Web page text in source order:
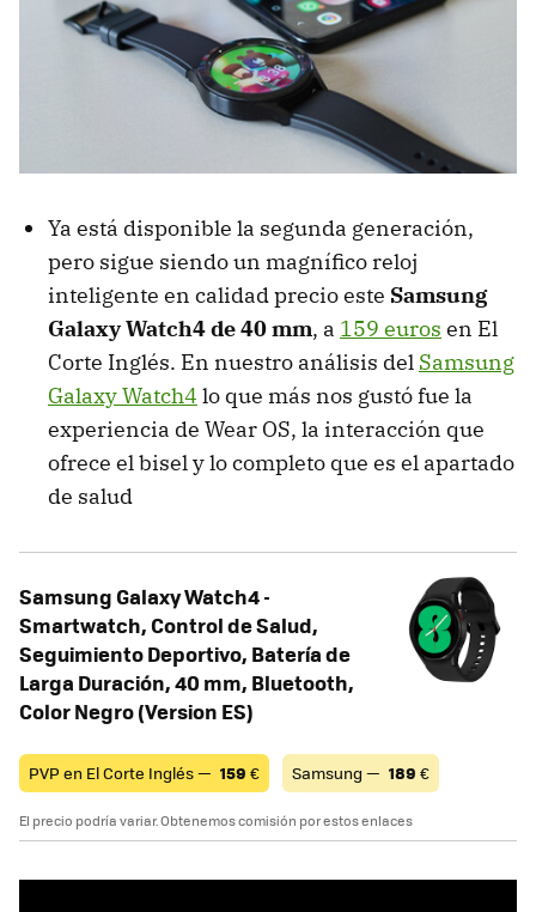
Ya está disponible la segunda generación,
pero sigue siendo un magnífico reloj
inteligente en calidad precio este Samsung
Galaxy Watch4 de 40 mm, a 159 euros en El
Corte Inglés. En nuestro análisis del Samsung
Galaxy Watch4 lo que más nos gustó fue la
experiencia de Wear OS, la interacción que
ofrece el bisel y lo completo que es el apartado
de salud
Samsung Galaxy Watch4 -
Smartwatch, Control de Salud,
Seguimiento Deportivo, Batería de
Larga Duración, 40 mm, Bluetooth,
Color Negro (Version ES)
PVP en El Corte Inglés — 159 € Samsung — 189 €
El precio podría variar. Obtenemos comisión por estos enlaces